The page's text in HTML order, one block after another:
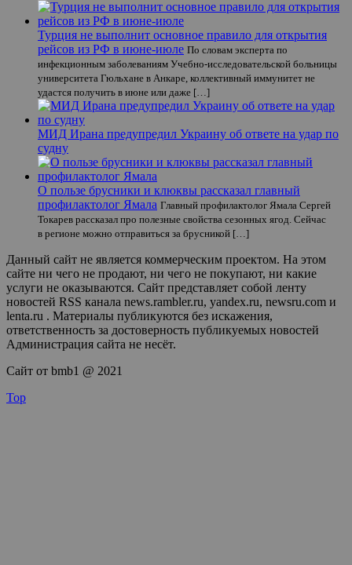
Турция не выполнит основное правило для открытия
рейсов из РФ в июне-июле По словам эксперта по
инфекционным заболеваниям Учебно-исследовательской больницы
университета Гюльхане в Анкаре, коллективный иммунитет не
удастся получить в июне или даже […]
МИД Ирана предупредил Украину об ответе на удар по
судну
О пользе брусники и клюквы рассказал главный
профилактолог Ямала Главный профилактолог Ямала Сергей
Токарев рассказал про полезные свойства сезонных ягод. Сейчас
в регионе можно отправиться за брусникой […]
Данный сайт не является коммерческим проектом. На этом
сайте ни чего не продают, ни чего не покупают, ни какие
услуги не оказываются. Сайт представляет собой ленту
новостей RSS канала news.rambler.ru, yandex.ru, newsru.com и
lenta.ru . Материалы публикуются без искажения,
ответственность за достоверность публикуемых новостей
Администрация сайта не несёт.
Сайт от bmb1 @ 2021
Top